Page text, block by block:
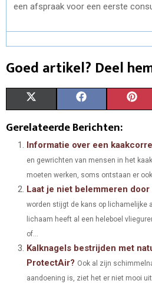
een afspraak voor een eerste
Goed artikel? Deel
R
O
T
W
T
E
R
R
O
C
E
O
K
R
O
N
T
R
S
T
Gerelateerde Berichten:
Informatie over een
en gewrichten van mensen in het
moeten werken, soms ontstaan er ook
Laat je niet belemmeren
worden stijgt de kans op lichamelijke
lichaam heeft al een heleboel
of...
Kalknagels bestrijden met
ProtectAir? Ook al zijn
aandoening is, ziet het er niet mooi